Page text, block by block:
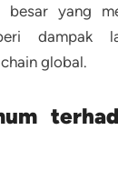
yang
dampak
global.